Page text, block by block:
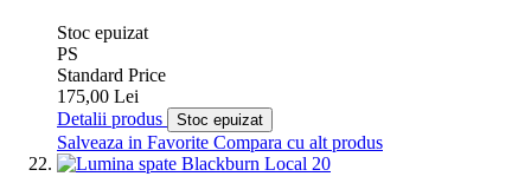
Stoc epuizat
PS
Standard Price
175,00 Lei
Detalii produs
Stoc epuizat
Salveaza in Favorite Compara cu alt produs